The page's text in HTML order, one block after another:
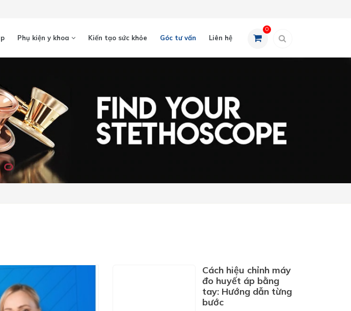
0
Phụ kiện y khoa Kiến tạo sức khỏe Góc tư vấn Liên hệ
Cách hiệu chỉnh máy
đo huyết áp bằng
tay: Hướng dẫn từng
bước